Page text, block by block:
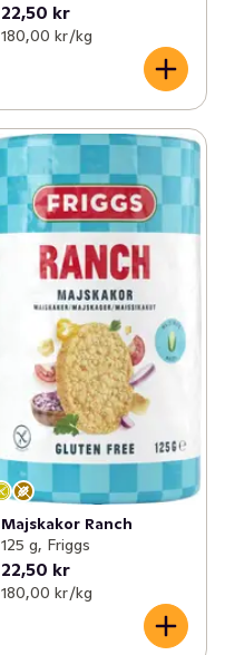
22,50 kr
180,00 kr /kg
Majskakor Ranch
125 g, Friggs
22,50 kr
180,00 kr /kg